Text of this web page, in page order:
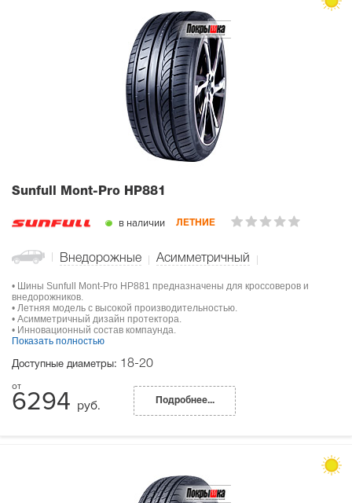
Sunfull Mont-Pro HP881
в наличии ЛЕТНИЕ
Внедорожные Асимметричный
• Шины Sunfull Mont-Pro HP881 предназначены для кроссоверов и
внедорожников.
• Летняя модель с высокой производительностью.
• Асимметричный дизайн протектора.
• Инновационный состав компаунда.
Показать полностью
Доступные диаметры: 18-20
6294 руб. Подробнее...